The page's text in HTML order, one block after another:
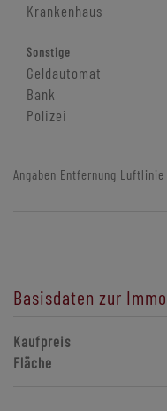
Krankenhaus
Sonstige
Geldautomat
Bank
Polizei
Angaben Entfernung
Basisdaten zur
Kaufpreis
Fläche